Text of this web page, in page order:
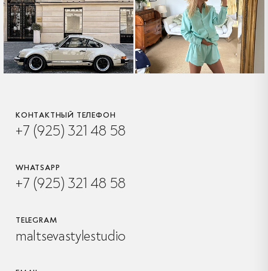
КОНТАКТНЫЙ ТЕЛЕФОН
+7 (925) 321 48 58
WHATSAPP
+7 (925) 321 48 58
TELEGRAM
maltsevastylestudio